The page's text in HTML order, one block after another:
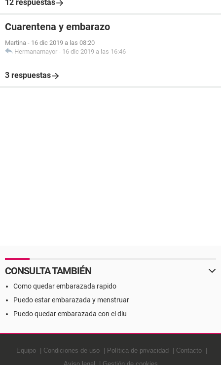
12 respuestas
Cuarentena y embarazo
Martina - 16 dic 2019 a las 08:20
Hermanamayor - 16 dic 2019 a las 16:46
3 respuestas
CONSULTA TAMBIÉN
Como quedar embarazada rapido
Puedo estar embarazada y menstruar
Puedo quedar embarazada con el diu
Equipo Condiciones de uso Política de privacidad
Contacto